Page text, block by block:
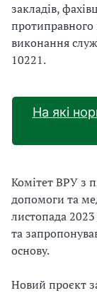
закладів,
протиправного
виконання
10221.
На які
Комітет ВРУ з
допомоги та
листопада
та
основу.
Новий проєкт